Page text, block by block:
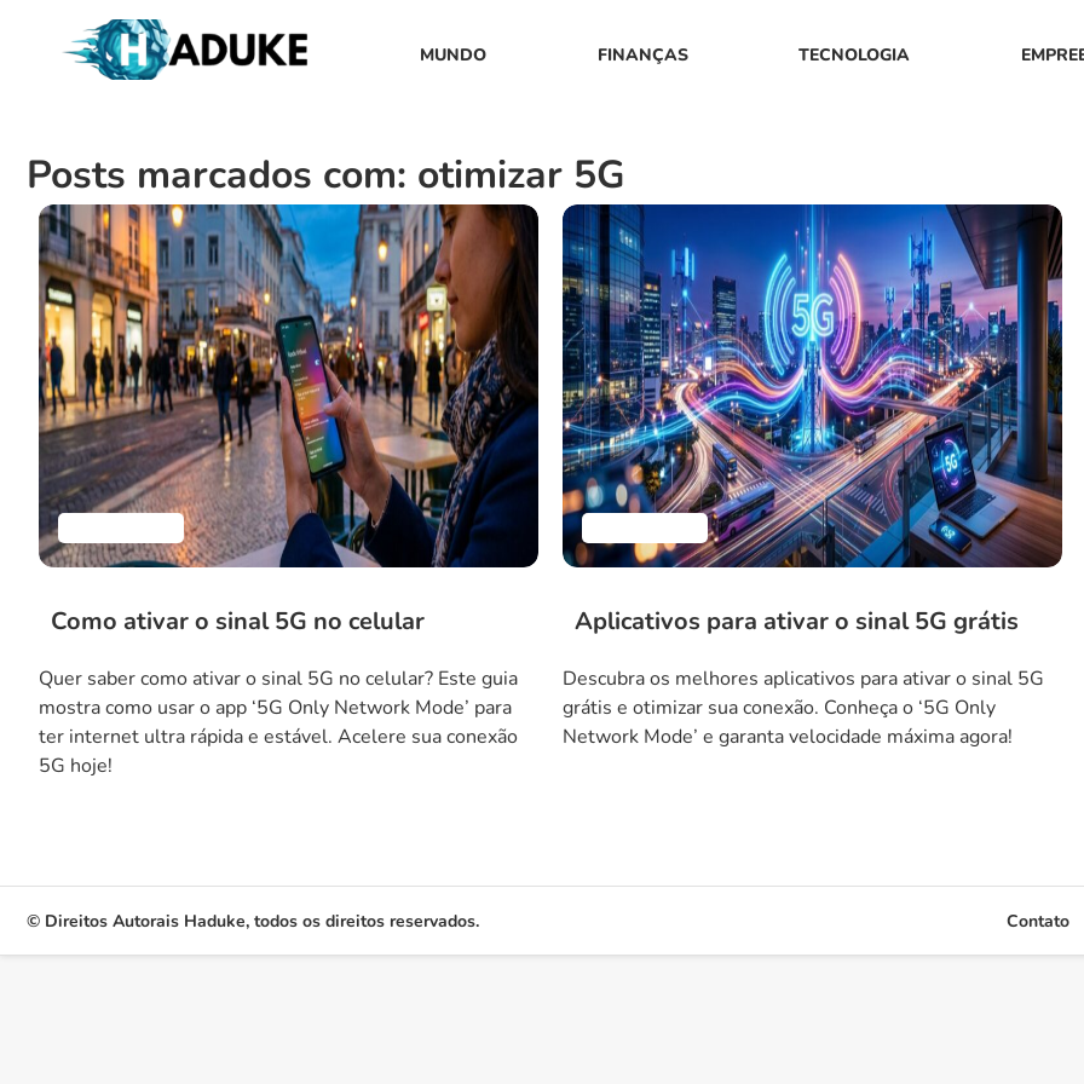
MUNDO FINANÇAS TECNOLOGIA
Posts marcados com: otimizar 5G
Como ativar o sinal 5G no celular
Quer saber como ativar o sinal 5G no celular? Este guia
mostra como usar o app ‘5G Only Network Mode’ para
ter internet ultra rápida e estável. Acelere sua conexão
5G hoje!
Aplicativos para ativar o sinal 5G grátis
Descubra os melhores aplicativos para ativar o sinal 5G
grátis e otimizar sua conexão. Conheça o ‘5G Only
Network Mode’ e garanta velocidade máxima agora!
© Direitos Autorais Haduke, todos os direitos reservados. Contato